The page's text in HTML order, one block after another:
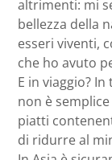
altrimenti: mi
bellezza della
esseri viventi,
che ho avuto
E in viaggio?
non è
piatti
di ridurre al